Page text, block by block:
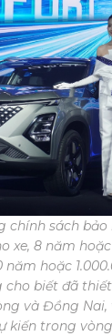
chính sách
xe, 8 năm
năm hoặc
cho biết đã
và Đồng
kiến trong